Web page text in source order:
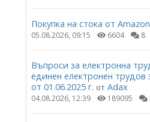
Покупка на стока от
05.08.2026, 09:15 6604 8
Въпроси за електронна
единен електронен трудов
от 01.06.2025 г. от Adax
04.08.2026, 12:39 189095